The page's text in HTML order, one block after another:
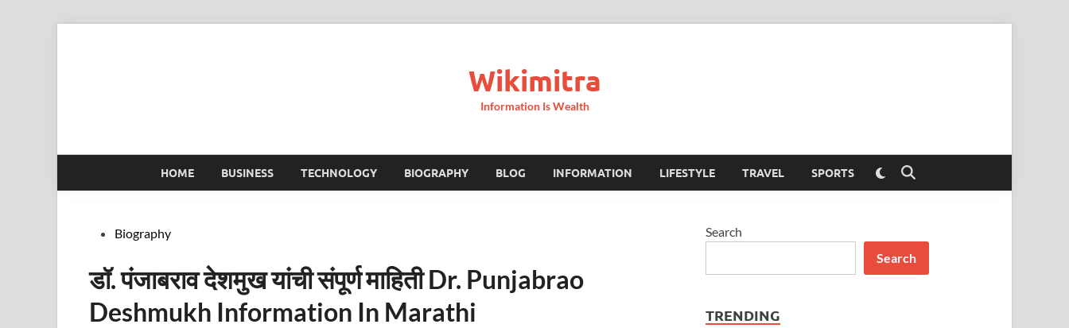
Wikimitra
Information Is Wealth
HOME BUSINESS TECHNOLOGY BIOGRAPHY BLOG INFORMATION LIFESTYLE TRAVEL SPORTS Switch
to
Open
Search
PostedBiography
डॉ. पंजाबराव देशमुख यांची संपूर्ण माहिती Dr. Punjabrao
Deshmukh Information In Marathi
Search
Search
TRENDING